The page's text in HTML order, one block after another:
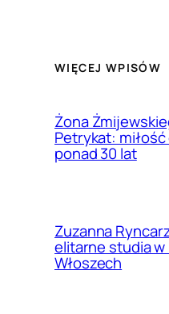
WIĘCEJ WPISÓW
Żona
Petrykat:
ponad 30 lat
Zuzanna
elitarne studia
Włoszech